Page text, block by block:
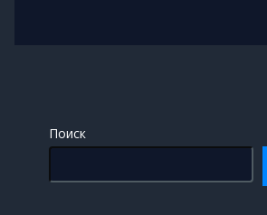
Поиск